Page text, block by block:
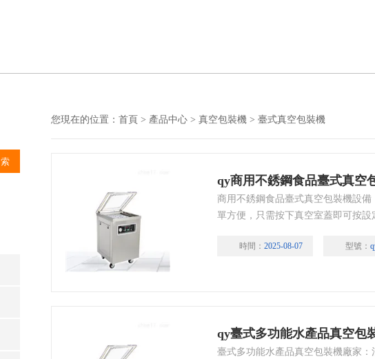
您現在的位置： 首頁 > 產品中心 > 真空包裝機 > 臺式真空包裝機
qy商用不銹鋼食品臺式真空
商用不銹鋼食品臺式真空包裝機設
單方便，只需按下真空室蓋即可按
時間： 2025-08-07 型號：
qy臺式多功能水產品真空包
臺式多功能水產品真空包裝機廠家